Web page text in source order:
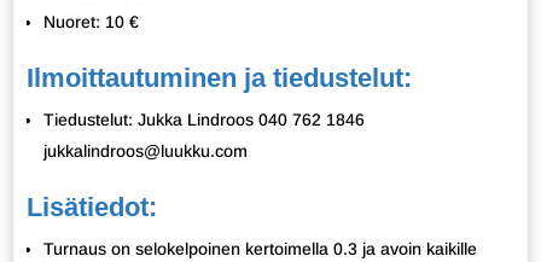
Nuoret: 10 €
Ilmoittautuminen ja tiedustelut:
Tiedustelut: Jukka Lindroos 040 762 1846
jukkalindroos@luukku.com
Lisätiedot:
Turnaus on selokelpoinen kertoimella 0.3 ja avoin kaikille